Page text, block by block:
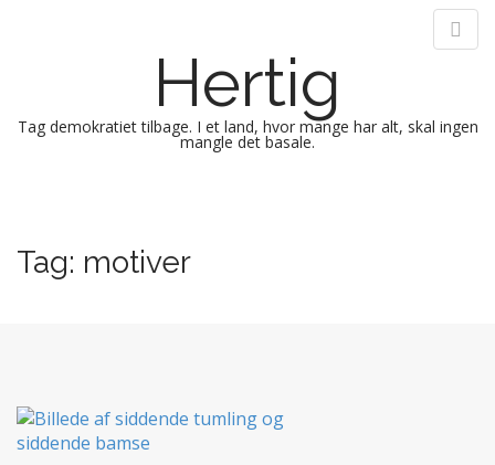
Hertig
Tag demokratiet tilbage. I et land, hvor mange har alt, skal ingen
mangle det basale.
i
n
p
t
e
n
Tag: motiver